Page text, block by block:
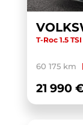
PASSAT
POLO (74)
Q3 (18)
T-Roc 1.5
60 175 km
21 990